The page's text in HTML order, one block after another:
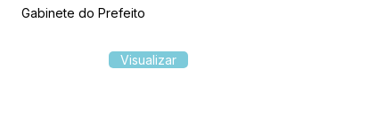
Gabinete do Prefeito
Visualizar